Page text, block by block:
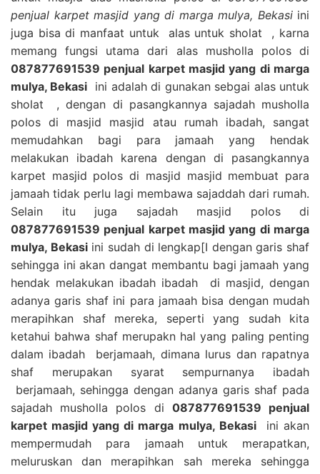
penjual karpet masjid yang di marga mulya, Bekasiini
juga bisa di manfaat untuk alas untuk sholat , karna
memang fungsi utama dari alas musholla polos di
087877691539 penjual karpet masjid yang di marga
mulya, Bekasi ini adalah di gunakan sebgai alas untuk
sholat , dengan di pasangkannya sajadah musholla
polos di masjid masjid atau rumah ibadah, sangat
memudahkan bagi para jamaah yang hendak
melakukan ibadah karena dengan di pasangkannya
karpet masjid polos di masjid masjid membuat para
jamaah tidak perlu lagi membawa sajaddah dari rumah.
Selain itu juga sajadah masjid polos di
087877691539 penjual karpet masjid yang di marga
mulya, Bekasiini sudah di lengkap[I dengan garis shaf
sehingga ini akan dangat membantu bagi jamaah yang
hendak melakukan ibadah ibadah di masjid, dengan
adanya garis shaf ini para jamaah bisa dengan mudah
merapihkan shaf mereka, seperti yang sudah kita
ketahui bahwa shaf merupakn hal yang paling penting
dalam ibadah berjamaah, dimana lurus dan rapatnya
shaf merupakan syarat sempurnanya ibadah
berjamaah, sehingga dengan adanya garis shaf pada
sajadah musholla polos di 087877691539 penjual
karpet masjid yang di marga mulya, Bekasiini akan
mempermudah para jamaah untuk merapatkan,
meluruskan dan merapihkan sah mereka sehingga